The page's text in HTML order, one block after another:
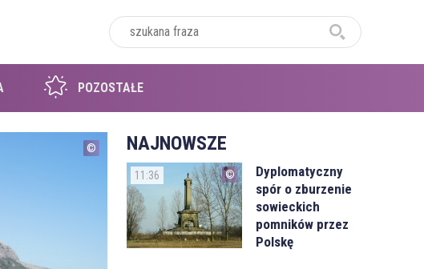
POZOSTAŁE
NAJNOWSZE
11:36
Dyplomatyczny
spór o zburzenie
sowieckich
pomników przez
Polskę